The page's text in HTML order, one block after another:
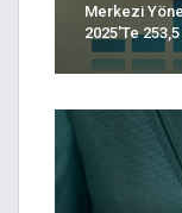
Merkezi
2025'te